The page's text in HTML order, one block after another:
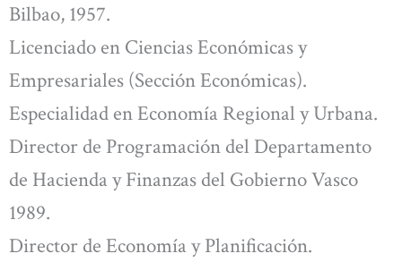
Bilbao, 1957.
Licenciado en Ciencias Económicas y
Empresariales (Sección Económicas).
Especialidad en Economía Regional y Urbana.
Director de Programación del Departamento
de Hacienda y Finanzas del Gobierno Vasco
1989.
Director de Economía y Planificación.